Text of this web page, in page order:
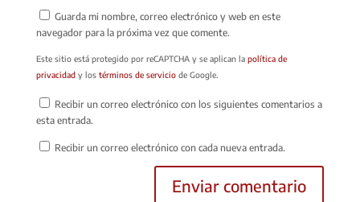
Guarda mi nombre, correo electrónico y web en este
navegador para la próxima vez que comente.
Este sitio está protegido por reCAPTCHA y se aplican la política de
privacidady los términos de serviciode Google.
Recibir un correo electrónico con los siguientes comentarios a
esta entrada.
Recibir un correo electrónico con cada nueva entrada.